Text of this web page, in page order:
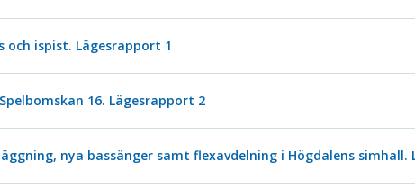
och ispist. Lägesrapport 1
16. Lägesrapport 2
nya bassänger samt flexavdelning i Högdalens simhall.